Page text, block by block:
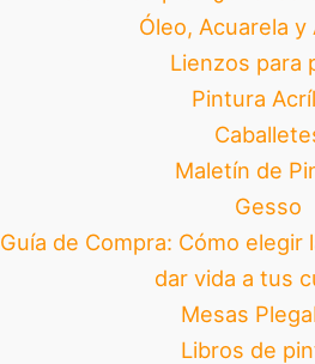
Óleo, Acuarela y
Lienzos para
Pintura
Maletín de
Gesso
Guía de Compra: Cómo elegir
dar vida a tus
Mesas
Libros de